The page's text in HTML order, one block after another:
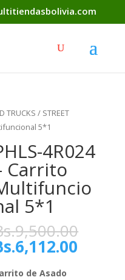
TRUCKS / STREET
5*1
4R024
Carrito
5*1
9,500.00
6,112.00
de Asado